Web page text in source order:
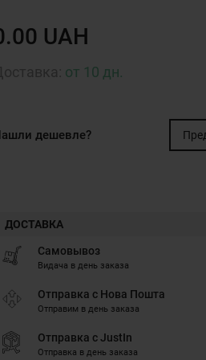
UAH
от 10 дн.
дешевле?
ДОСТАВКА
Самовывоз
Видача в день заказа
Отправка с Нова Пошта
Отправим в день заказа
Отправка с JustIn
Отправка в день заказа